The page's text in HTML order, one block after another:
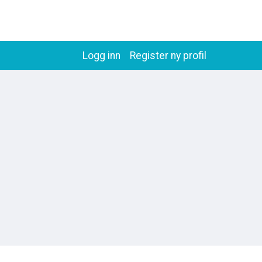
Register ny profil
Logg inn